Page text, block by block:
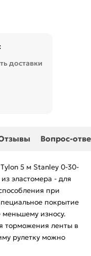
доставки
Вопрос-
5 м Stanley 0-30-
эластомера - для
при
покрытие
меньшему износу.
торможения ленты в
рулетку можно